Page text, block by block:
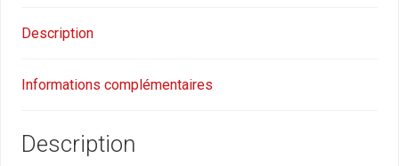
Description
Informations complémentaires
Description